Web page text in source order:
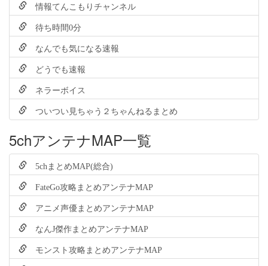
情報てんこもりチャンネル
待ち時間0分
なんでも気になる速報
どうでも速報
ネラーボイス
ついつい見ちゃう２ちゃんねるまとめ
5chアンテナMAP一覧
5chまとめMAP(総合)
FateGo攻略まとめアンテナMAP
アニメ声優まとめアンテナMAP
なんJ傑作まとめアンテナMAP
モンスト攻略まとめアンテナMAP